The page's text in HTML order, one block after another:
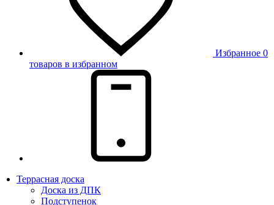
Избранное 0
товаров в избранном
Террасная доска
Доска из ДПК
Подступенок